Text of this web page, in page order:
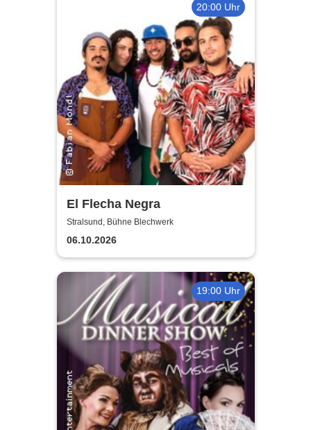
20:00 Uhr
El Flecha Negra
Stralsund, Bühne Blechwerk
06.10.2026
19:00 Uhr